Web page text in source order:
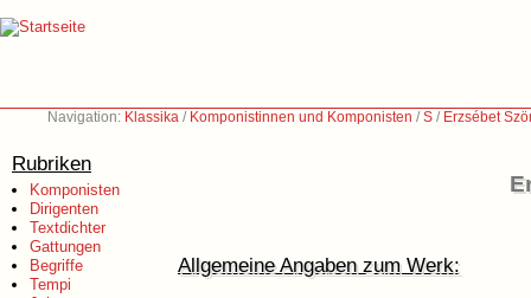
Navigation: Klassika / Komponistinnen und Komponisten /S / Erzsébet
Rubriken
Komponisten
Dirigenten
Textdichter
Gattungen
Begriffe
Tempi
Allgemeine Angaben zum Werk: